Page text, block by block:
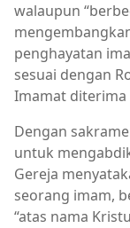
walaupun
penghayatan
sesuai dengan
Imamat diterima
Dengan
untuk
Gereja
seorang imam,
“atas nama